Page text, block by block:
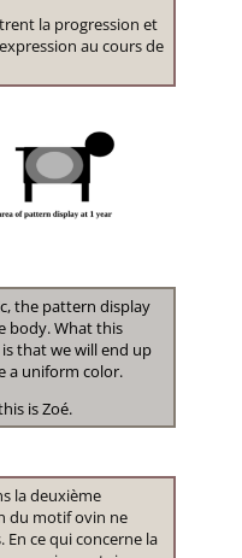
la progression et
au cours de
the pattern display
body. What this
that we will end up
a uniform color.
is Zoé.
la deuxième
du motif ovin ne
En ce qui concerne la